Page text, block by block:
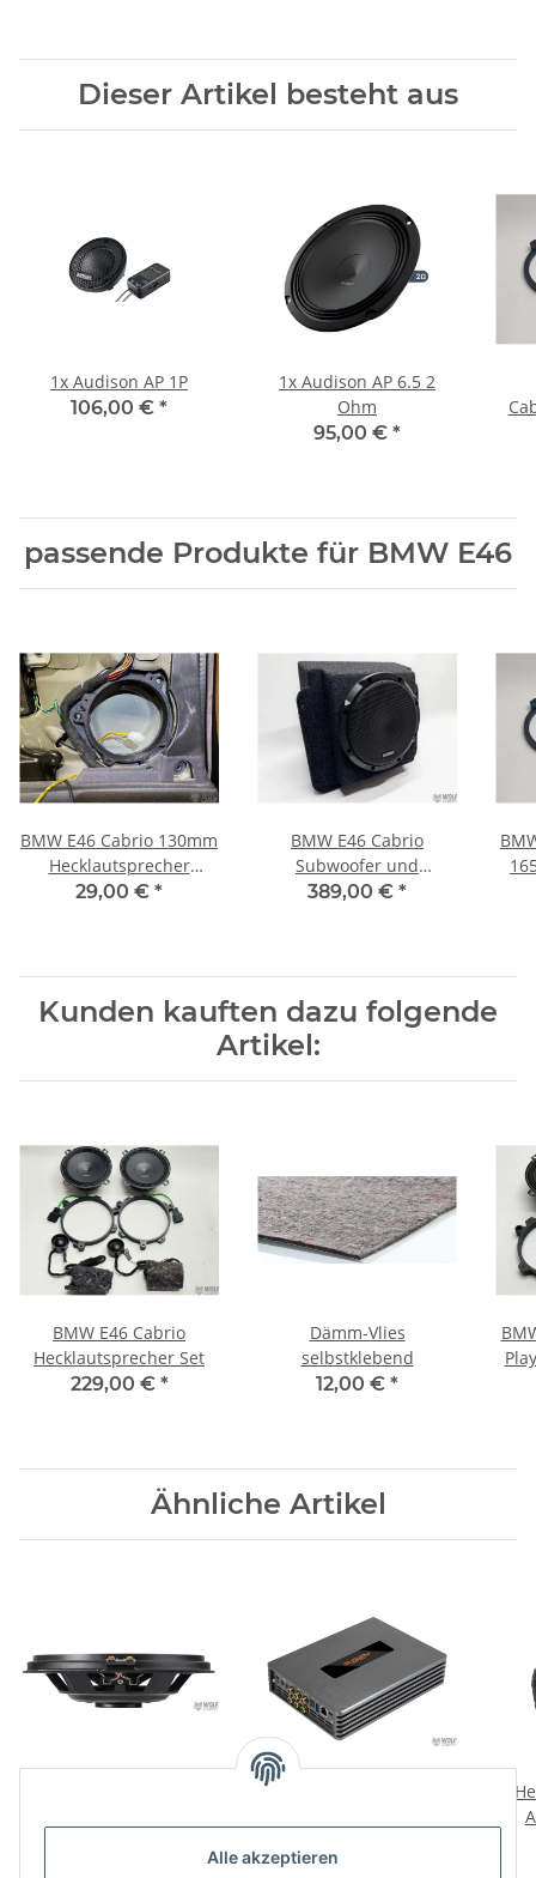
Alle akzeptieren
Dieser Artikel besteht aus
1x Audison AP 1P
106,00 € *
1x Audison AP 6.5 2
Ohm
95,00 € *
passende Produkte für BMW E46
BMW E46 Cabrio 130mm
Hecklautsprecher
Lautsprecher Adapter
29,00 € *
BMW E46 Cabrio
Subwoofer und
Skisackabdeckung mit
389,00 € *
Kunden kauften dazu folgende
Artikel:
BMW E46 Cabrio
Hecklautsprecher Set
229,00 € *
Dämm-Vlies
selbstklebend
12,00 € *
Ähnliche Artikel